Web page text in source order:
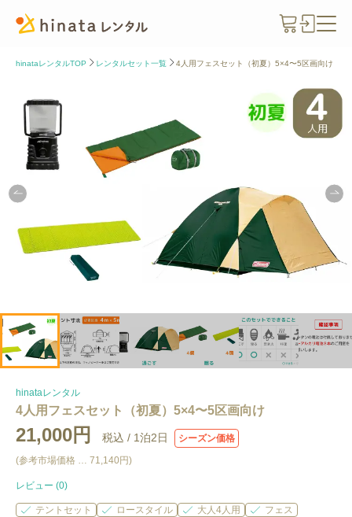
hinataレンタルTOP レンタルセット一覧 4人用フェスセット（初夏）5×4〜5区画向け
hinataレンタル
4人用フェスセット（初夏）5×4〜5区画向け
21,000円 税込 / 1泊2日
シーズン価格
(参考市場価格 … 71,140円)
レビュー (0)
テントセット ロースタイル 大人4人用
フェス